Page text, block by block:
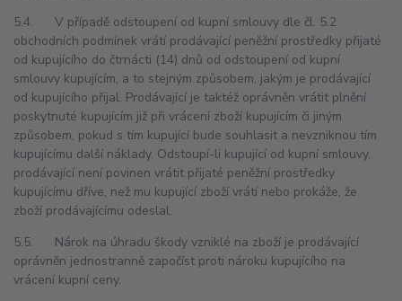
5.4. V případě odstoupení od kupní smlouvy dle čl. 5.2
obchodních podmínek vrátí prodávající peněžní prostředky přijaté
od kupujícího do čtrnácti (14) dnů od odstoupení od kupní
smlouvy kupujícím, a to stejným způsobem, jakým je prodávající
od kupujícího přijal. Prodávající je taktéž oprávněn vrátit plnění
poskytnuté kupujícím již při vrácení zboží kupujícím či jiným
způsobem, pokud s tím kupující bude souhlasit a nevzniknou tím
kupujícímu další náklady. Odstoupí-li kupující od kupní smlouvy,
prodávající není povinen vrátit přijaté peněžní prostředky
kupujícímu dříve, než mu kupující zboží vrátí nebo prokáže, že
zboží prodávajícímu odeslal.
5.5. Nárok na úhradu škody vzniklé na zboží je prodávající
oprávněn jednostranně započíst proti nároku kupujícího na
vrácení kupní ceny.